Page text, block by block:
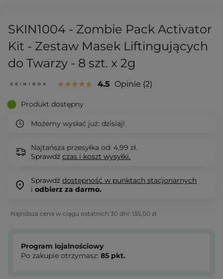
SKIN1004 - Zombie Pack Activator
Kit - Zestaw Masek Liftingujących
do Twarzy - 8 szt. x 2g
4.5 Opinie 2
Produkt dostępny
Możemy wysłać już: dzisiaj!
Najtańsza przesyłka od: 4,99 zł.
Sprawdź czas i koszt wysyłki.
Sprawdź dostępność w punktach stacjonarnych
i odbierz za darmo.
Najniższa cena w ciągu ostatnich 30 dni: 135,00 zł
Program lojalnościowy
Po zakupie otrzymasz: 85 pkt.